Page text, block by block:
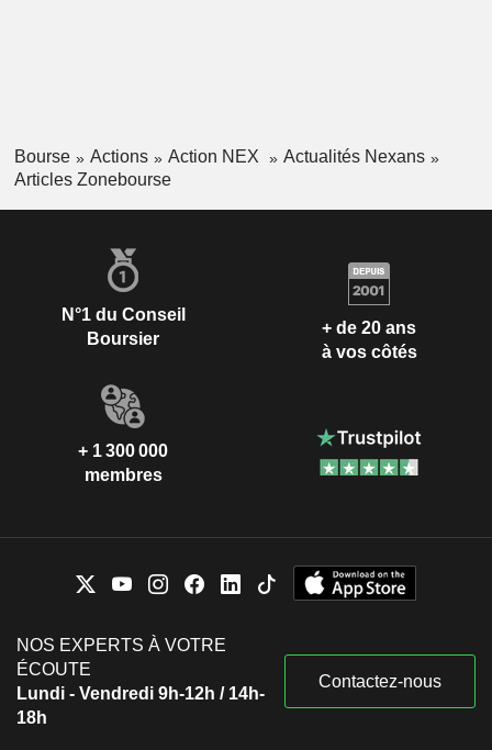
Bourse Actions Action NEX
Actualités Nexans
Articles Zonebourse
N°1 du Conseil
Boursier
+ de 20 ans
à vos côtés
+ 1 300 000
membres
NOS EXPERTS À VOTRE
ÉCOUTE
Lundi - Vendredi 9h-12h / 14h-
18h
Contactez-nous